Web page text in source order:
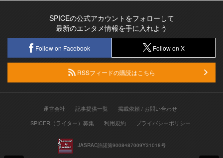
SPICEの公式アカウントをフォローして
最新のエンタメ情報を手に入れよう
Follow on Facebook Follow on X
RSSフィードの購読はこちら
運営会社 記事提供一覧
掲載依頼 / お問い合わせ
SPICER（ライター）募集
利用規約 プライバシーポリシー
JASRAC許諾第9008487009Y31018号